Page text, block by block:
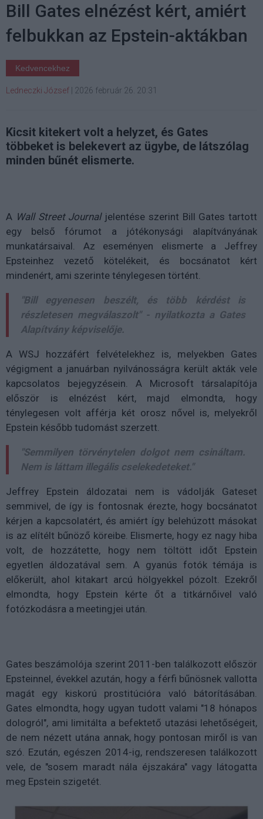
Bill Gates elnézést kért, amiért
felbukkan az Epstein-aktákban
Kedvencekhez
Ledneczki József 2026 február 26. 20:31
Kicsit kitekert volt a helyzet, és Gates
többeket is belekevert az ügybe, de látszólag
minden bűnét elismerte.
A Wall Street Journal jelentése szerint Bill Gates tartott
egy belső fórumot a jótékonysági alapítványának
munkatársaival. Az eseményen elismerte a Jeffrey
Epsteinhez vezető kötelékeit, és bocsánatot kért
mindenért, ami szerinte ténylegesen történt.
"Bill egyenesen beszélt, és több kérdést is
részletesen megválaszolt" - nyilatkozta a Gates
Alapítvány képviselője.
A WSJ hozzáfért felvételekhez is, melyekben Gates
végigment a januárban nyilvánosságra került akták vele
kapcsolatos bejegyzésein. A Microsoft társalapítója
először is elnézést kért, majd elmondta, hogy
ténylegesen volt afférja két orosz nővel is, melyekről
Epstein később tudomást szerzett.
"Semmilyen törvénytelen dolgot nem csináltam.
Nem is láttam illegális cselekedeteket."
Jeffrey Epstein áldozatai nem is vádolják Gateset
semmivel, de így is fontosnak érezte, hogy bocsánatot
kérjen a kapcsolatért, és amiért így belehúzott másokat
is az elítélt bűnöző köreibe. Elismerte, hogy ez nagy hiba
volt, de hozzátette, hogy nem töltött időt Epstein
egyetlen áldozatával sem. A gyanús fotók témája is
előkerült, ahol kitakart arcú hölgyekkel pózolt. Ezekről
elmondta, hogy Epstein kérte őt a titkárnőivel való
fotózkodásra a meetingjei után.
Gates beszámolója szerint 2011-ben találkozott először
Epsteinnel, évekkel azután, hogy a férfi bűnösnek vallotta
magát egy kiskorú prostitúcióra való bátorításában.
Gates elmondta, hogy ugyan tudott valami "18 hónapos
dologról", ami limitálta a befektető utazási lehetőségeit,
de nem nézett utána annak, hogy pontosan miről is van
szó. Ezután, egészen 2014-ig, rendszeresen találkozott
vele, de "sosem maradt nála éjszakára" vagy látogatta
meg Epstein szigetét.